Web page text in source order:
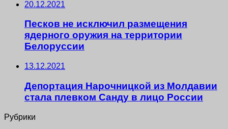
20.12.2021
Песков не исключил размещения
ядерного оружия на территории
Белоруссии
13.12.2021
Депортация Нарочницкой из Молдавии
стала плевком Санду в лицо России
Рубрики